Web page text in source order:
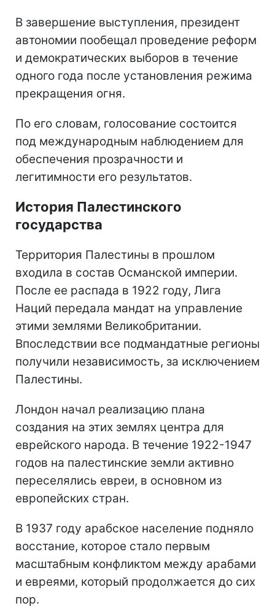
В завершение выступления, президент
автономии пообещал проведение реформ
и демократических выборов в течение
одного года после установления режима
прекращения огня.
По его словам, голосование состоится
под международным наблюдением для
обеспечения прозрачности и
легитимности его результатов.
История Палестинского
государства
Территория Палестины в прошлом
входила в состав Османской империи.
После ее распада в 1922 году, Лига
Наций передала мандат на управление
этими землями Великобритании.
Впоследствии все подмандатные регионы
получили независимость, за исключением
Палестины.
Лондон начал реализацию плана
создания на этих землях центра для
еврейского народа. В течение 1922-1947
годов на палестинские земли активно
переселялись евреи, в основном из
европейских стран.
В 1937 году арабское население подняло
восстание, которое стало первым
масштабным конфликтом между арабами
и евреями, который продолжается до сих
пор.